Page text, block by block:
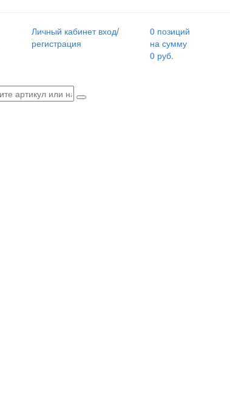
Личный кабинет вход/
регистрация
0 позиций
на сумму
0 руб.